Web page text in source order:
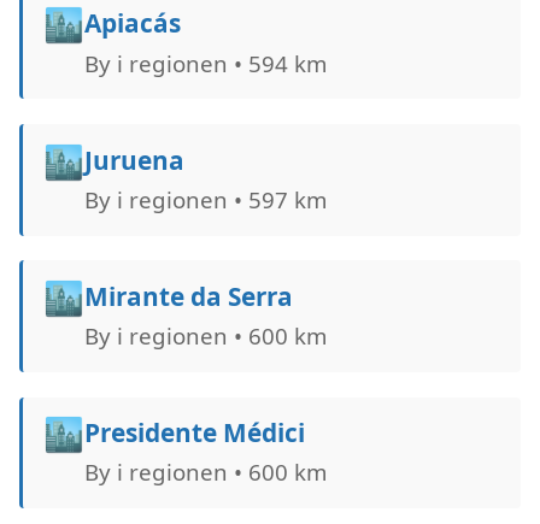
🏙️Apiacás
By i regionen • 594 km
🏙️Juruena
By i regionen • 597 km
🏙️Mirante da Serra
By i regionen • 600 km
🏙️Presidente Médici
By i regionen • 600 km